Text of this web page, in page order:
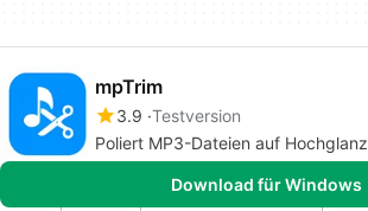
mpTrim
3.9 Testversion
Poliert MP3-Dateien auf Hochglanz
Download für Windows